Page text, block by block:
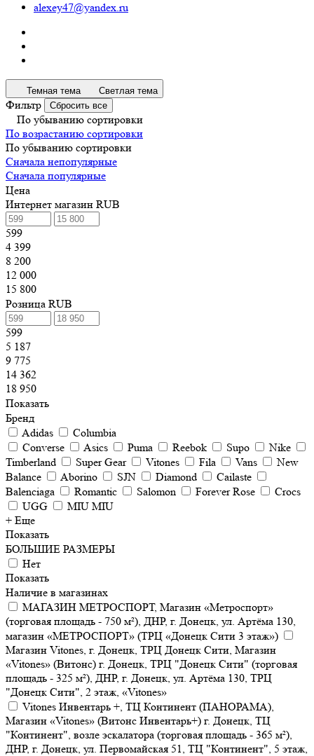
alexey47@yandex.ru
Темная тема Светлая тема
Фильтр Сбросить все
По убыванию сортировки
По возрастанию сортировки
По убыванию сортировки
Сначала непопулярные
Сначала популярные
Цена
Интернет магазин RUB
599
4 399
8 200
12 000
15 800
Розница RUB
599
5 187
9 775
14 362
18 950
Показать
Бренд
Adidas
Columbia
Converse
Asics Puma Reebok Supo
Nike
Timberland
Super Gear Vitones Fila Vans
New
Balance
Aborino SJN Diamond
Cailaste
Balenciaga
Romantic Salomon Forever Rose
Crocs
UGG
MIU MIU
+ Еще
Показать
БОЛЬШИЕ РАЗМЕРЫ
Нет
Показать
Наличие в магазинах
МАГАЗИН МЕТРОСПОРТ, Магазин «Метроспорт»
(торговая площадь - 750 м²), ДНР, г. Донецк, ул. Артёма 130,
магазин «МЕТРОСПОРТ» (ТРЦ «Донецк Сити 3 этаж»)
Магазин Vitones, г. Донецк, ТРЦ Донецк Сити, Магазин
«Vitones» (Витонс) г. Донецк, ТРЦ "Донецк Сити" (торговая
площадь - 325 м²), ДНР, г. Донецк, ул. Артёма 130, ТРЦ
"Донецк Сити", 2 этаж, «Vitones»
Vitones Инвентарь +, ТЦ Континент (ПАНОРАМА),
Магазин «Vitones» (Витонс Инвентарь+) г. Донецк, ТЦ
"Континент", возле эскалатора (торговая площадь - 365 м²),
ДНР, г. Донецк, ул. Первомайская 51, ТЦ "Континент", 5 этаж,